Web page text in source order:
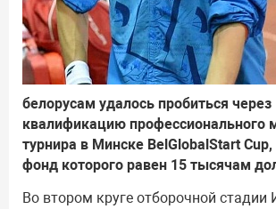
белорусам удалось пробиться через
квалификацию профессионального
турнира в Минске BelGlobalStart
фонд которого равен 15 тысячам
Во втором круге отборочной стадии